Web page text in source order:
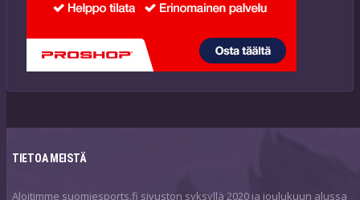
TIETOA MEISTÄ
Aloitimme suomiesports.fi sivuston syksyllä 2020 ja joulukuun alussa